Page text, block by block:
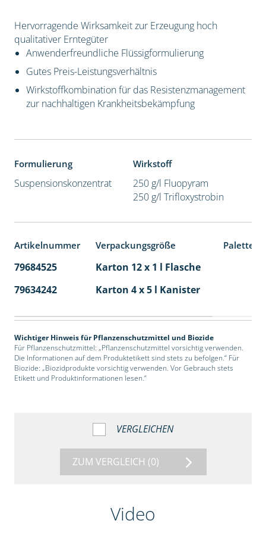
Hervorragende Wirksamkeit zur Erzeugung hoch
qualitativer Erntegüter
Anwenderfreundliche Flüssigformulierung
Gutes Preis-Leistungsverhältnis
Wirkstoffkombination für das Resistenzmanagement
zur nachhaltigen Krankheitsbekämpfung
Formulierung
Suspensionskonzentrat
Wirkstoff
250 g/l Fluopyram
250 g/l Trifloxystrobin
Artikelnummer Verpackungsgröße
79684525 Karton 12 x 1 l Flasche
79634242
Karton 4 x 5 l Kanister
Wichtiger Hinweis für Pflanzenschutzmittel und Biozide
Für Pflanzenschutzmittel: „Pflanzenschutzmittel vorsichtig verwenden.
Die Informationen auf dem Produktetikett sind stets zu befolgen.“ Für
Biozide: „Biozidprodukte vorsichtig verwenden. Vor Gebrauch stets
Etikett und Produktinformationen lesen.“
VERGLEICHEN
ZUM VERGLEICH (0)
Video